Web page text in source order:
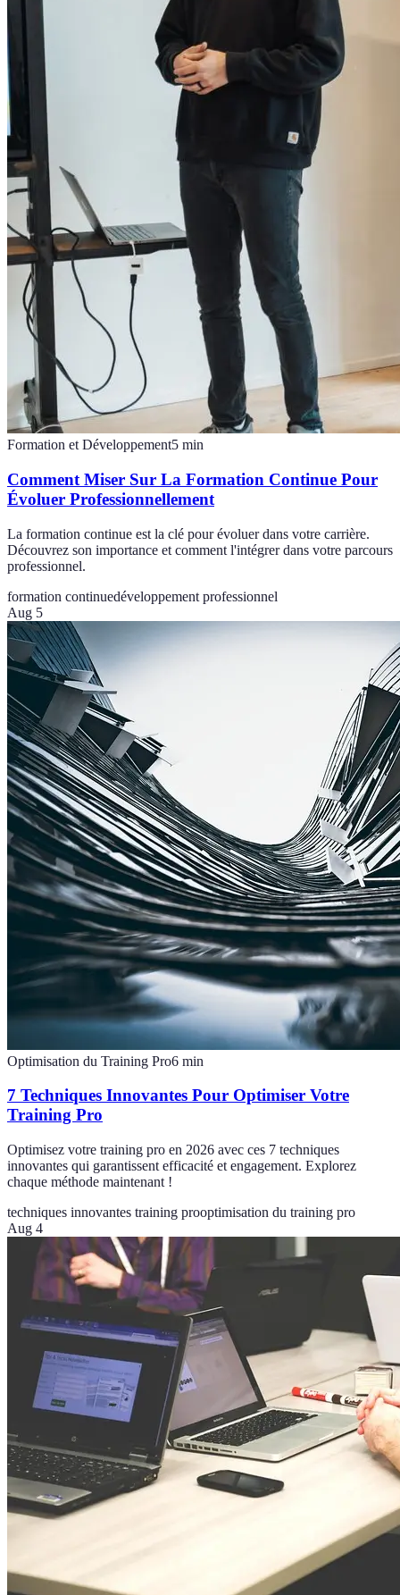
Formation et Développement5 min
Comment Miser Sur La Formation Continue Pour
Évoluer Professionnellement
La formation continue est la clé pour évoluer dans votre carrière.
Découvrez son importance et comment l'intégrer dans votre parcours
professionnel.
formation continuedéveloppement professionnel
Aug 5
Optimisation du Training Pro6 min
7 Techniques Innovantes Pour Optimiser Votre
Training Pro
Optimisez votre training pro en 2026 avec ces 7 techniques
innovantes qui garantissent efficacité et engagement. Explorez
chaque méthode maintenant !
techniques innovantes training prooptimisation du training pro
Aug 4